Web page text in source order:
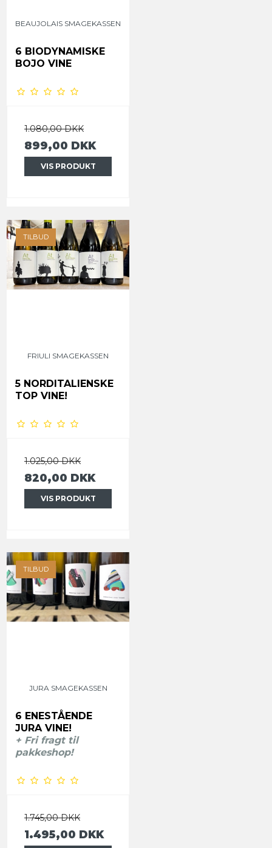
BEAUJOLAIS SMAGEKASSEN
6 BIODYNAMISKE
BOJO VINE
1.080,00 DKK
899,00 DKK
VIS PRODUKT
TILBUD
FRIULI SMAGEKASSEN
5 NORDITALIENSKE
TOP VINE!
1.025,00 DKK
820,00 DKK
VIS PRODUKT
TILBUD
JURA SMAGEKASSEN
6 ENESTÅENDE
JURA VINE!
+ Fri fragt til
pakkeshop!
1.745,00 DKK
1.495,00 DKK